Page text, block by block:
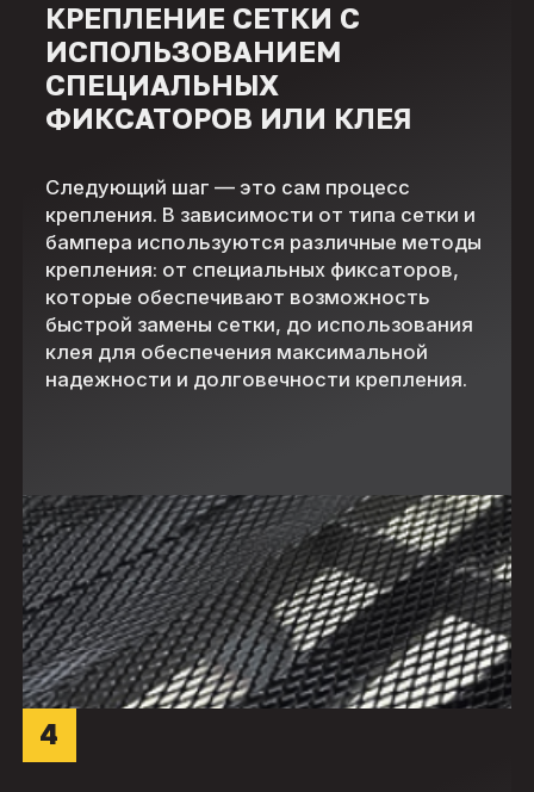
КРЕПЛЕНИЕ СЕТКИ С
ИСПОЛЬЗОВАНИЕМ
СПЕЦИАЛЬНЫХ
ФИКСАТОРОВ ИЛИ КЛЕЯ
Следующий шаг — это сам процесс
крепления. В зависимости от типа сетки и
бампера используются различные методы
крепления: от специальных фиксаторов,
которые обеспечивают возможность
быстрой замены сетки, до использования
клея для обеспечения максимальной
надежности и долговечности крепления.
4